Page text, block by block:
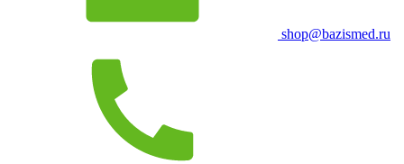
shop@bazismed.ru